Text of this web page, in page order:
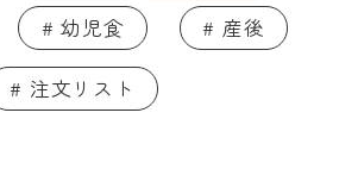
# 幼児食 # 産後
# 注文リスト